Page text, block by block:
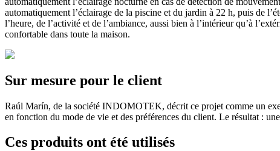
automatiquement l’éclairage de la piscine et du jardin à 22 h, puis de
l’heure, de l’activité et de l’ambiance, aussi bien à l’intérieur qu’à
confortable dans toute la maison.
Sur mesure pour le client
Raúl Marín, de la société INDOMOTEK, décrit ce projet comme un
en fonction du mode de vie et des préférences du client. Le résultat :
Ces produits ont été utilisés